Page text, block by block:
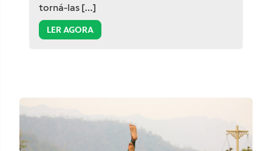
torná-las […]
LER AGORA